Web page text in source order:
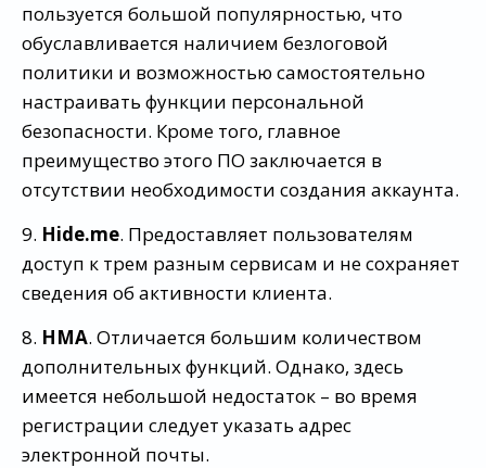
пользуется большой популярностью, что
обуславливается наличием безлоговой
политики и возможностью самостоятельно
настраивать функции персональной
безопасности. Кроме того, главное
преимущество этого ПО заключается в
отсутствии необходимости создания аккаунта.
9. Hide.me. Предоставляет пользователям
доступ к трем разным сервисам и не сохраняет
сведения об активности клиента.
8. HMA. Отличается большим количеством
дополнительных функций. Однако, здесь
имеется небольшой недостаток – во время
регистрации следует указать адрес
электронной почты.